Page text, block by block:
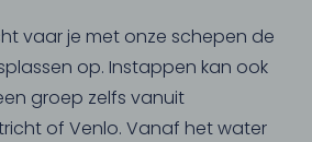
vaar je met onze schepen de
op. Instappen kan ook
groep zelfs vanuit
of Venlo. Vanaf het water